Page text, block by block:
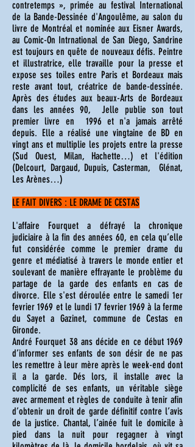
contretemps », primée au festival International
de la Bande-Dessinée d'Angoulême, au salon du
livre de Montréal et nominée aux Eisner Awards,
au Comic-On Intrnational de San Diego, Sandrine
est toujours en quête de nouveaux défis. Peintre
et illustratrice, elle travaille pour la presse et
expose ses toiles entre Paris et Bordeaux mais
reste avant tout, créatrice de bande-dessinée.
Après des études aux beaux-Arts de Bordeaux
dans les années 90, Jelle publie son tout
premier livre en 1996 et n'a jamais arrêté
depuis. Elle a réalisé une vingtaine de BD en
vingt ans et multiplie les projets entre la presse
(Sud Ouest, Milan, Hachette…) et l'édition
(Delcourt, Dargaud, Dupuis, Casterman, Glénat,
Les Arènes…)
LE FAIT DIVERS : LE DRAME DE CESTAS
L'affaire Fourquet a défrayé la chronique
judiciaire à la fin des années 60, en cela qu’elle
fut considérée comme le premier drame du
genre et médiatisé à travers le monde entier et
soulevant de manière effrayante le problème du
partage de la garde des enfants en cas de
divorce. Elle s'est déroulée entre le samedi 1er
fevrier 1969 et le lundi 17 fevrier 1969 à la ferme
du Sayet a Gazinet, commune de Cestas en
Gironde.
André Fourquet 38 ans décide en ce début 1969
d’informer ses enfants de son désir de ne pas
les remettre à leur mère après le week-end dont
il a la garde. Dés lors, il installe avec la
complicité de ses enfants, un véritable siège
avec armement et règles de conduite à tenir afin
d’obtenir un droit de garde définitif contre l’avis
de la justice. Chantal, l’ainée fuit le domicile à
pied dans la nuit pour regagner à vingt